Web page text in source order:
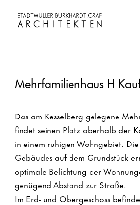
Mehrfamilienhaus H
Das am Kesselberg gelegene
findet seinen Platz oberhalb der
in einem ruhigen Wohngebiet.
Gebäudes auf dem Grundstück
optimale Belichtung der
genügend Abstand zur Straße.
Im Erd- und Obergeschoss